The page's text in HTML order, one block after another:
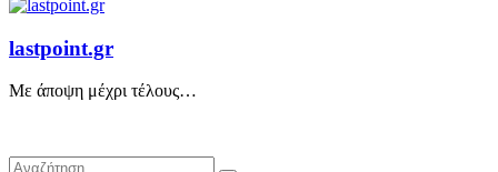
lastpoint.gr
Με άποψη μέχρι τέλους…